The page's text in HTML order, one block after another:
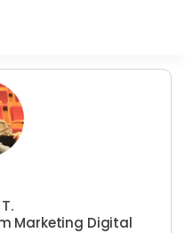
Marketing Digital